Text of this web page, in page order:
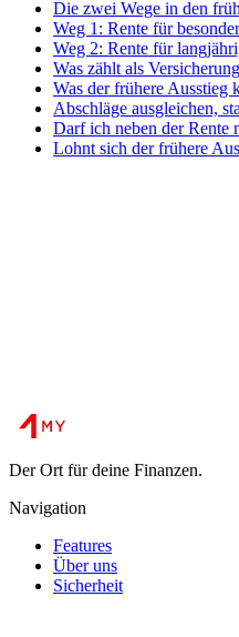
Die zwei Wege in den
Weg 1: Rente für
Weg 2: Rente für
Was zählt als
Was der frühere Ausstieg
Abschläge ausgleichen,
Darf ich neben der Rente
Lohnt sich der frühere
Der Ort für deine Finanzen.
Navigation
Features
Über uns
Sicherheit